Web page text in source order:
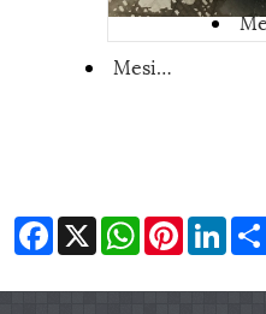
Mesin pemotong saka Coupletech
Facebook
X WhatsAppPinterest